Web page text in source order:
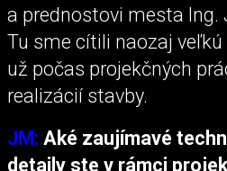
a prednostovi mesta Ing.
Tu sme cítili naozaj veľkú
už počas projekčných
realizácií stavby.
JM: Aké zaujímavé
detaily ste v rámci